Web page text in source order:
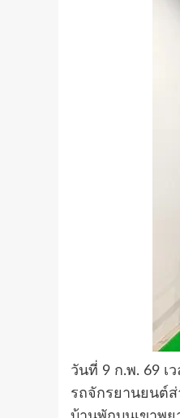
วันที่ 9 ก.พ. 69 เ
รถจักรยานยนต์